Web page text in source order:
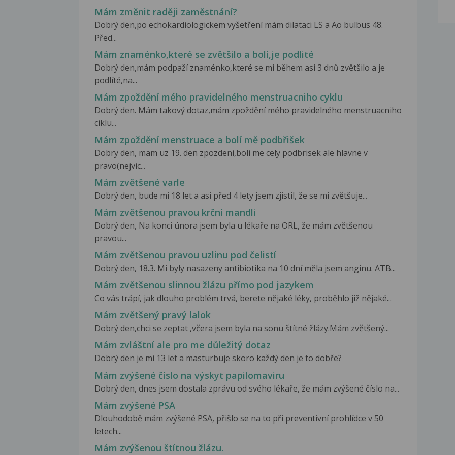
Mám změnit raději zaměstnání?
Dobrý den,po echokardiologickem vyšetření mám dilataci LS a Ao bulbus 48.
Před...
Mám znaménko,které se zvětšilo a bolí,je podlité
Dobrý den,mám podpaží znaménko,které se mi během asi 3 dnů zvětšilo a je
podlíté,na...
Mám zpoždění mého pravidelného menstruacniho cyklu
Dobrý den. Mám takový dotaz,mám zpoždění mého pravidelného menstruacniho
ciklu...
Mám zpoždění menstruace a bolí mě podbřišek
Dobry den, mam uz 19. den zpozdeni,boli me cely podbrisek ale hlavne v
pravo(nejvic...
Mám zvětšené varle
Dobrý den, bude mi 18 let a asi před 4 lety jsem zjistil, že se mi zvětšuje...
Mám zvětšenou pravou krční mandli
Dobrý den, Na konci února jsem byla u lékaře na ORL, že mám zvětšenou
pravou...
Mám zvětšenou pravou uzlinu pod čelistí
Dobrý den, 18.3. Mi byly nasazeny antibiotika na 10 dní měla jsem anginu. ATB...
Mám zvětšenou slinnou žlázu přímo pod jazykem
Co vás trápí, jak dlouho problém trvá, berete nějaké léky, proběhlo již nějaké...
Mám zvětšený pravý lalok
Dobrý den,chci se zeptat ,včera jsem byla na sonu štítné žlázy.Mám zvětšený...
Mám zvláštní ale pro me důležitý dotaz
Dobrý den je mi 13 let a masturbuje skoro každý den je to dobře?
Mám zvýšené číslo na výskyt papilomaviru
Dobrý den, dnes jsem dostala zprávu od svého lékaře, že mám zvýšené číslo na...
Mám zvýšené PSA
Dlouhodobě mám zvýšené PSA, přišlo se na to při preventivní prohlídce v 50
letech...
Mám zvýšenou štítnou žlázu.